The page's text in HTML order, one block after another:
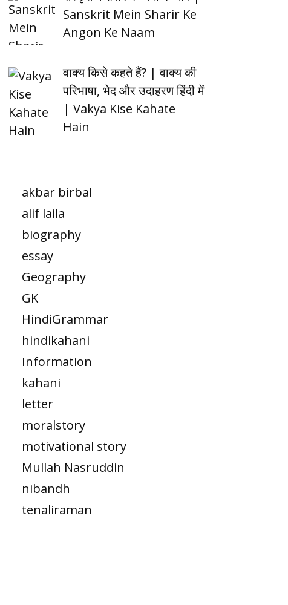
Sanskrit Mein Sharir Ke
Angon Ke Naam
वाक्य किसे कहते हैं? | वाक्य की
परिभाषा, भेद और उदाहरण हिंदी में
| Vakya Kise Kahate
Hain
akbar birbal
alif laila
biography
essay
Geography
GK
HindiGrammar
hindikahani
Information
kahani
letter
moralstory
motivational story
Mullah Nasruddin
nibandh
tenaliraman